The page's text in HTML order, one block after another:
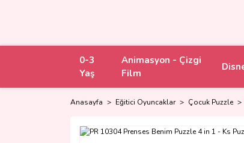
0-3
Yaş
Animasyon - Çizgi
Film
Anasayfa Eğitici Oyuncaklar Çocuk Puzzle